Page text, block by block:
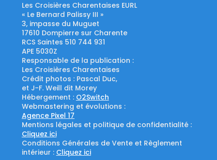
Les Croisières Charentaises EURL
« Le Bernard Palissy III »
3, impasse du Muguet
17610 Dompierre sur Charente
RCS Saintes 510 744 931
APE 5030Z
Responsable de la publication :
Les Croisières Charentaises
Crédit photos : Pascal Duc,
et J-F. Weill dit Morey
Hébergement : O2Switch
Webmastering et évolutions :
Agence Pixel 17
Mentions légales et politique de confidentialité :
Cliquez ici
Conditions Générales de Vente et Règlement
intérieur : Cliquez ici